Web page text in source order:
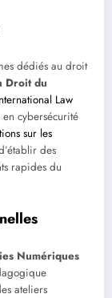
dédiés au droit
Droit du
Law
cybersécurité
sur les
des
rapides du
Numériques
ateliers